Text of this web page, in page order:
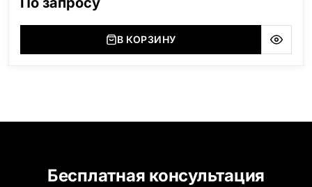
В КОРЗИНУ
Бесплатная консультация